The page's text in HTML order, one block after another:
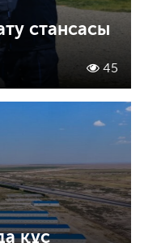
стансасы
45
құс